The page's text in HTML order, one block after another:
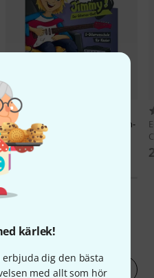
kärlek!
erbjuda dig den bästa
med allt som hör
Edition Dux
Jimmy! Der Gitarren-
Chef 1
245 kr
Betygsätt nu